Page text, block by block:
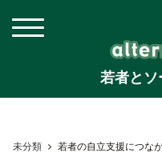
若者と
未分類 若者の自立支援につな